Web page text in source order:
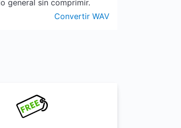
general sin comprimir.
Convertir WAV